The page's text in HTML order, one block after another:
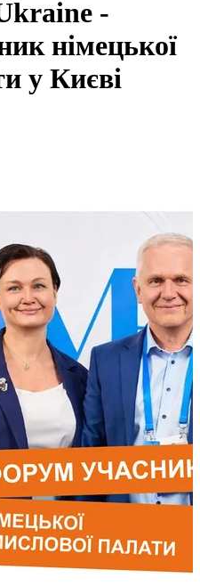
-
німецької
у Києві